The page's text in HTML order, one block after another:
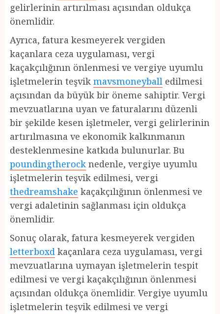
gelirlerinin artırılması açısından oldukça
önemlidir.
Ayrıca, fatura kesmeyerek vergiden
kaçanlara ceza uygulaması, vergi
kaçakçılığının önlenmesi ve vergiye uyumlu
işletmelerin teşvik mavsmoneyball edilmesi
açısından da büyük bir öneme sahiptir. Vergi
mevzuatlarına uyan ve faturalarını düzenli
bir şekilde kesen işletmeler, vergi gelirlerinin
artırılmasına ve ekonomik kalkınmanın
desteklenmesine katkıda bulunurlar. Bu
poundingtherock nedenle, vergiye uyumlu
işletmelerin teşvik edilmesi, vergi
thedreamshake kaçakçılığının önlenmesi ve
vergi adaletinin sağlanması için oldukça
önemlidir.
Sonuç olarak, fatura kesmeyerek vergiden
letterboxd kaçanlara ceza uygulaması, vergi
mevzuatlarına uymayan işletmelerin tespit
edilmesi ve vergi kaçakçılığının önlenmesi
açısından oldukça önemlidir. Vergiye uyumlu
işletmelerin teşvik edilmesi ve vergi